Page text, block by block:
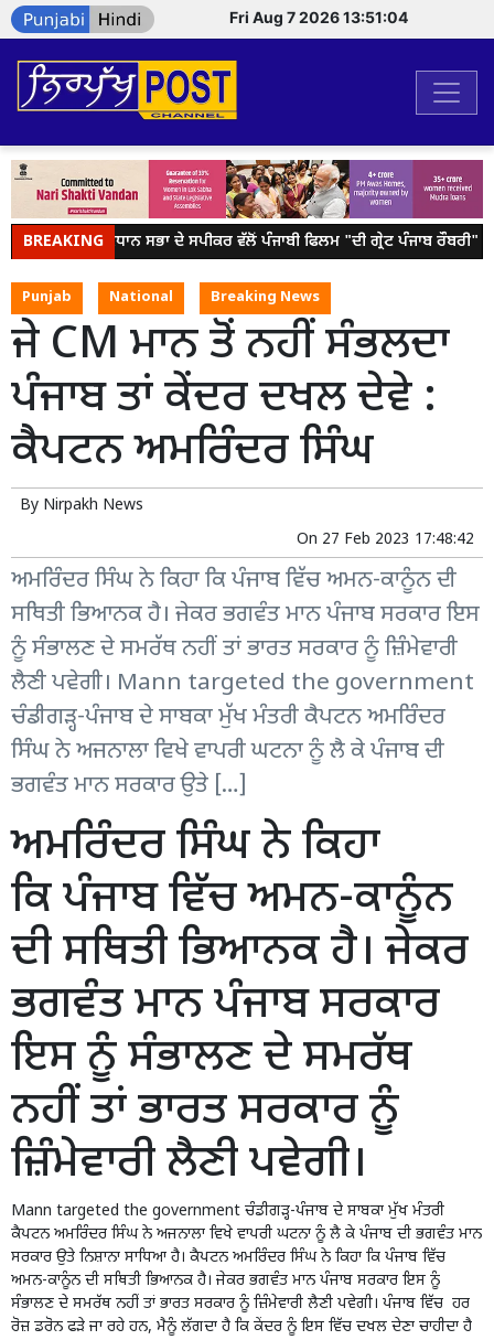
Fri Aug 7 2026 13:51:04
BREAKING
ਪੰਜਾਬ ਵਿਧਾਨ ਸਭਾ ਦੇ ਸਪੀਕਰ ਵੱਲੋਂ ਪੰਜਾਬੀ ਫਿਲਮ "ਦੀ ਗ੍ਰੇਟ ਪੰਜਾਬ ਰੌਬਰੀ"
Punjab National Breaking News
ਜੇ CM ਮਾਨ ਤੋਂ ਨਹੀਂ ਸੰਭਲਦਾ
ਪੰਜਾਬ ਤਾਂ ਕੇਂਦਰ ਦਖਲ ਦੇਵੇ :
ਕੈਪਟਨ ਅਮਰਿੰਦਰ ਸਿੰਘ
By Nirpakh News
On 27 Feb 2023 17:48:42
ਅਮਰਿੰਦਰ ਸਿੰਘ ਨੇ ਕਿਹਾ ਕਿ ਪੰਜਾਬ ਵਿੱਚ ਅਮਨ-ਕਾਨੂੰਨ ਦੀ
ਸਥਿਤੀ ਭਿਆਨਕ ਹੈ। ਜੇਕਰ ਭਗਵੰਤ ਮਾਨ ਪੰਜਾਬ ਸਰਕਾਰ ਇਸ
ਨੂੰ ਸੰਭਾਲਣ ਦੇ ਸਮਰੱਥ ਨਹੀਂ ਤਾਂ ਭਾਰਤ ਸਰਕਾਰ ਨੂੰ ਜ਼ਿੰਮੇਵਾਰੀ
ਲੈਣੀ ਪਵੇਗੀ। Mann targeted the government
ਚੰਡੀਗੜ੍ਹ-ਪੰਜਾਬ ਦੇ ਸਾਬਕਾ ਮੁੱਖ ਮੰਤਰੀ ਕੈਪਟਨ ਅਮਰਿੰਦਰ
ਸਿੰਘ ਨੇ ਅਜਨਾਲਾ ਵਿਖੇ ਵਾਪਰੀ ਘਟਨਾ ਨੂੰ ਲੈ ਕੇ ਪੰਜਾਬ ਦੀ
ਭਗਵੰਤ ਮਾਨ ਸਰਕਾਰ ਉਤੇ […]
ਅਮਰਿੰਦਰ ਸਿੰਘ ਨੇ ਕਿਹਾ
ਕਿ ਪੰਜਾਬ ਵਿੱਚ ਅਮਨ-ਕਾਨੂੰਨ
ਦੀ ਸਥਿਤੀ ਭਿਆਨਕ ਹੈ। ਜੇਕਰ
ਭਗਵੰਤ ਮਾਨ ਪੰਜਾਬ ਸਰਕਾਰ
ਇਸ ਨੂੰ ਸੰਭਾਲਣ ਦੇ ਸਮਰੱਥ
ਨਹੀਂ ਤਾਂ ਭਾਰਤ ਸਰਕਾਰ ਨੂੰ
ਜ਼ਿੰਮੇਵਾਰੀ ਲੈਣੀ ਪਵੇਗੀ।
Mann targeted the government ਚੰਡੀਗੜ੍ਹ-ਪੰਜਾਬ ਦੇ ਸਾਬਕਾ ਮੁੱਖ ਮੰਤਰੀ
ਕੈਪਟਨ ਅਮਰਿੰਦਰ ਸਿੰਘ ਨੇ ਅਜਨਾਲਾ ਵਿਖੇ ਵਾਪਰੀ ਘਟਨਾ ਨੂੰ ਲੈ ਕੇ ਪੰਜਾਬ ਦੀ ਭਗਵੰਤ ਮਾਨ
ਸਰਕਾਰ ਉਤੇ ਨਿਸ਼ਾਨਾ ਸਾਧਿਆ ਹੈ। ਕੈਪਟਨ ਅਮਰਿੰਦਰ ਸਿੰਘ ਨੇ ਕਿਹਾ ਕਿ ਪੰਜਾਬ ਵਿੱਚ
ਅਮਨ-ਕਾਨੂੰਨ ਦੀ ਸਥਿਤੀ ਭਿਆਨਕ ਹੈ। ਜੇਕਰ ਭਗਵੰਤ ਮਾਨ ਪੰਜਾਬ ਸਰਕਾਰ ਇਸ ਨੂੰ
ਸੰਭਾਲਣ ਦੇ ਸਮਰੱਥ ਨਹੀਂ ਤਾਂ ਭਾਰਤ ਸਰਕਾਰ ਨੂੰ ਜ਼ਿੰਮੇਵਾਰੀ ਲੈਣੀ ਪਵੇਗੀ। ਪੰਜਾਬ ਵਿੱਚ ਹਰ
ਰੋਜ਼ ਡਰੋਨ ਫੜੇ ਜਾ ਰਹੇ ਹਨ, ਮੈਨੂੰ ਲੱਗਦਾ ਹੈ ਕਿ ਕੇਂਦਰ ਨੂੰ ਇਸ ਵਿੱਚ ਦਖਲ ਦੇਣਾ ਚਾਹੀਦਾ ਹੈ